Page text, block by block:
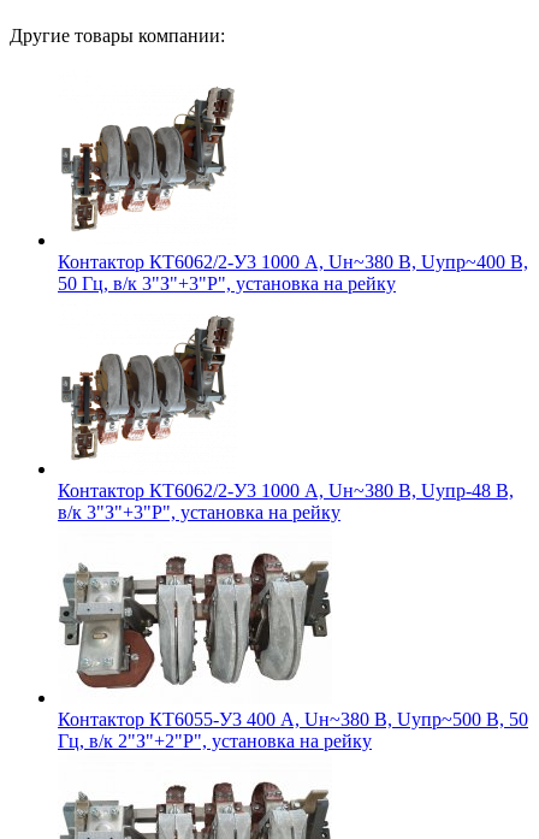
Другие товары компании:
Контактор КТ6062/2-У3 1000 А, Uн~380 В, Uупр~400 В,
50 Гц, в/к 3"З"+3"Р", установка на рейку
Контактор КТ6062/2-У3 1000 А, Uн~380 В, Uупр-48 В,
в/к 3"З"+3"Р", установка на рейку
Контактор КТ6055-У3 400 А, Uн~380 В, Uупр~500 В, 50
Гц, в/к 2"З"+2"Р", установка на рейку